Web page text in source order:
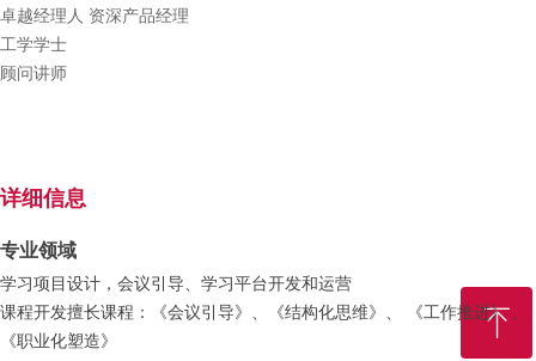
专业领域
学习项目设计，会议引导、学习平台开发和运营
课程开发擅长课程：《会议引导》、《结构化思维》、 《工作推进》 、
《职业化塑造》
卓越经理人 资深产品经理
工学学士
顾问讲师
详细信息
ꁸ